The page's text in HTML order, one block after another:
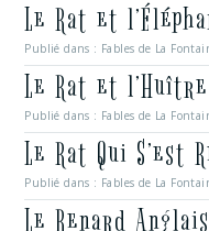
Le Rat et
Publié dans : Fables de La
Le Rat et l’Huître
Publié dans : Fables de La
Le Rat Qui S’est
Publié dans : Fables de La
Le Renard Anglais